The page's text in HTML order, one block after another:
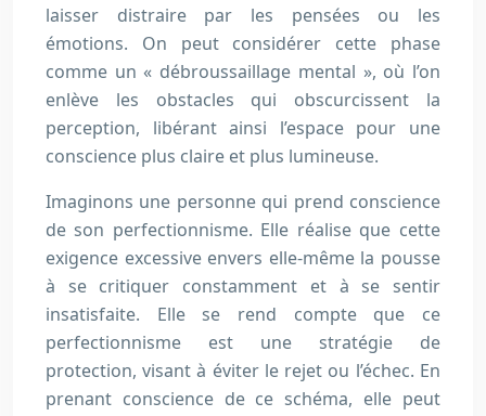
laisser distraire par les pensées ou les
émotions. On peut considérer cette phase
comme un « débroussaillage mental », où l’on
enlève les obstacles qui obscurcissent la
perception, libérant ainsi l’espace pour une
conscience plus claire et plus lumineuse.
Imaginons une personne qui prend conscience
de son perfectionnisme. Elle réalise que cette
exigence excessive envers elle-même la pousse
à se critiquer constamment et à se sentir
insatisfaite. Elle se rend compte que ce
perfectionnisme est une stratégie de
protection, visant à éviter le rejet ou l’échec. En
prenant conscience de ce schéma, elle peut